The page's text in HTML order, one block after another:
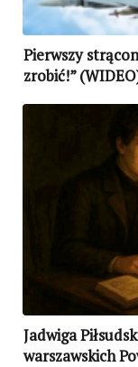
Pierwszy
zrobić!”
Jadwiga
warszawskich